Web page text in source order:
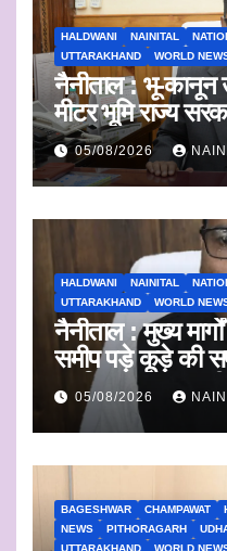
HALDWANI NAINITAL
UTTARAKHAND
WORLD
नैनीताल : भू-कानून
मीटर भूमि राज्य
05/08/2026
HALDWANI NAINITAL
UTTARAKHAND
WORLD
नैनीताल : मुख्य
समीप पड़े कूड़े की
प्लास्टिक का
निस्तारण
05/08/2026
BAGESHWAR CHAMPAWAT
NEWS
PITHORAGARH